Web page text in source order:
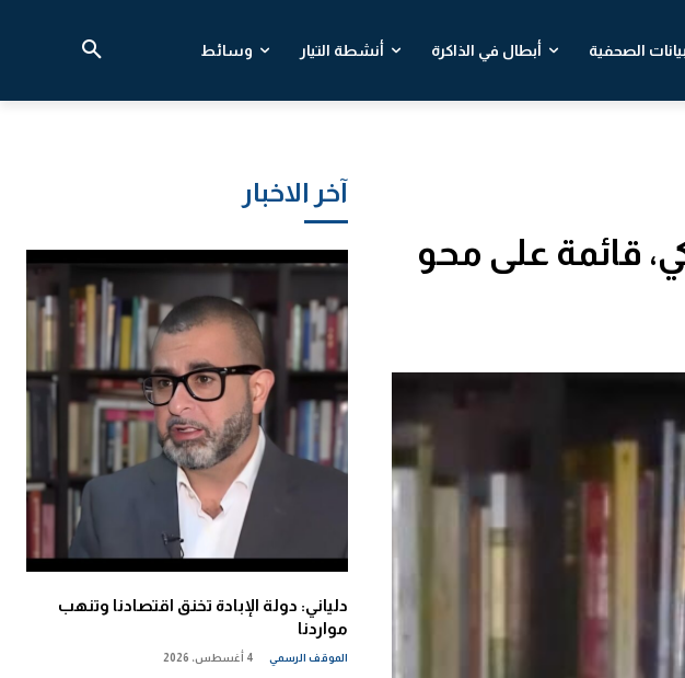
الصحفية أبطال في الذاكرة أنشطة التيار وسائط
آخر الاخبار
دلياني: دولة الإبادة تخنق اقتصادنا وتنهب
مواردنا
الموقف الرسمي 4 أغسطس، 2026
قائمة على محو